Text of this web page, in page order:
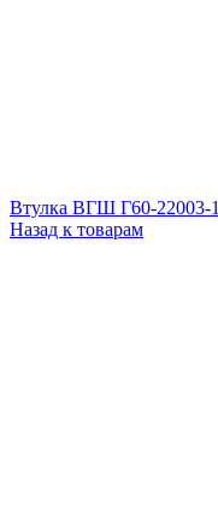
Втулка ВГШ Г60-22003-1
Назад к товарам